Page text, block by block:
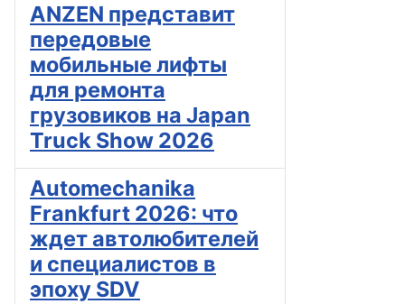
ANZEN представит
передовые
мобильные лифты
для ремонта
грузовиков на Japan
Truck Show 2026
Automechanika
Frankfurt 2026: что
ждет автолюбителей
и специалистов в
эпоху SDV